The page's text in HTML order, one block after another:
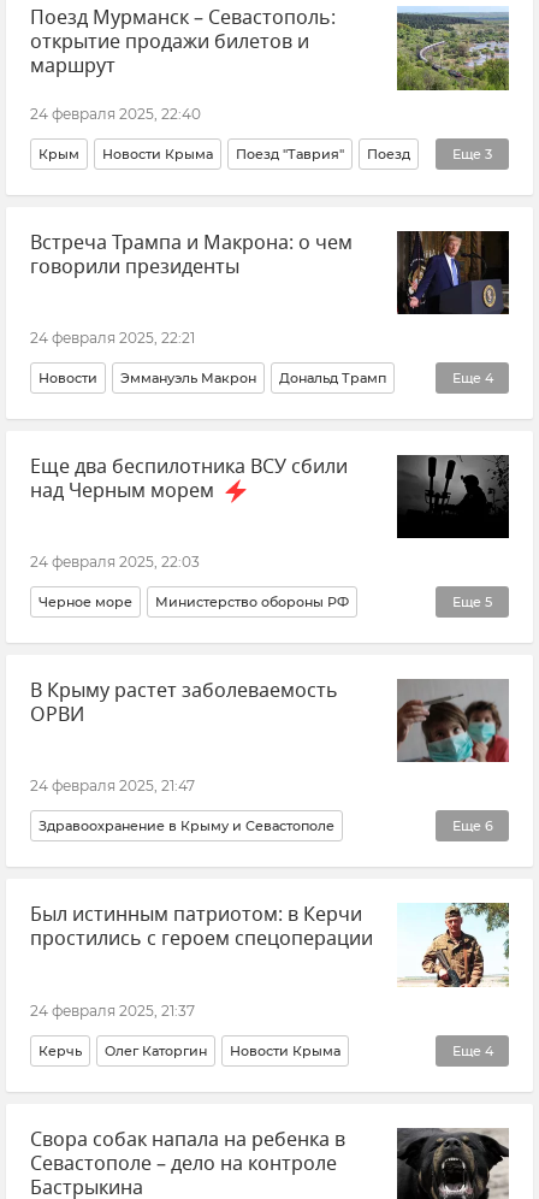
Отключение газа в Крыму
Поезд Мурманск – Севастополь:
открытие продажи билетов и
маршрут
24 февраля 2025, 22:40
Еще 3
Крым Новости Крыма Поезд "Таврия" Поезд
Расписание поездов в Крыму Мурманск
Севастополь
Встреча Трампа и Макрона: о чем
говорили президенты
24 февраля 2025, 22:21
Еще 4
Новости Эммануэль Макрон Дональд Трамп
США Франция Россия Украина
Еще два беспилотника ВСУ сбили
над Черным морем
24 февраля 2025, 22:03
Еще 5
Черное море Министерство обороны РФ
Происшествия ПВО Вооруженные силы России
Беспилотник (БПЛА, дрон)
В Крыму растет заболеваемость
ОРВИ
24 февраля 2025, 21:47
Еще 6
Здравоохранение в Крыму и Севастополе
Роспотребнадзор Новости Новости Крыма
Крым Севастополь ОРВИ
Был истинным патриотом: в Керчи
простились с героем спецоперации
24 февраля 2025, 21:37
Еще 4
Керчь Олег Каторгин Новости Крыма
Герои СВО Память Утраты Новости СВО
Свора собак напала на ребенка в
Севастополе – дело на контроле
Бастрыкина